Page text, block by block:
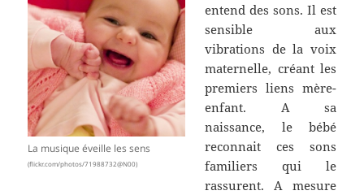
La musique éveille les sens
(flickr.com/photos/71988732@N00)
entend des sons. Il est
sensible aux
vibrations de la voix
maternelle, créant les
premiers liens mère-
enfant. A sa
naissance, le bébé
reconnait ces sons
familiers qui le
rassurent. A mesure